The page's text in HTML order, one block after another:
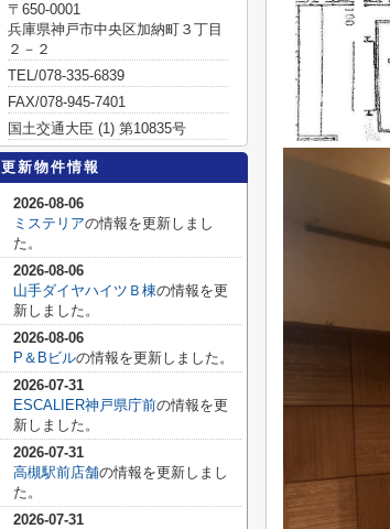
〒650-0001
兵庫県神戸市中央区加納町３丁目
２－２
TEL/078-335-6839
FAX/078-945-7401
国土交通大臣 (1) 第10835号
更新物件情報
2026-08-06
ミステリアの情報を更新しまし
た。
2026-08-06
山手ダイヤハイツＢ棟の情報を更
新しました。
2026-08-06
P＆Bビルの情報を更新しました。
2026-07-31
ESCALIER神戸県庁前の情報を更
新しました。
2026-07-31
高槻駅前店舗の情報を更新しまし
た。
2026-07-31